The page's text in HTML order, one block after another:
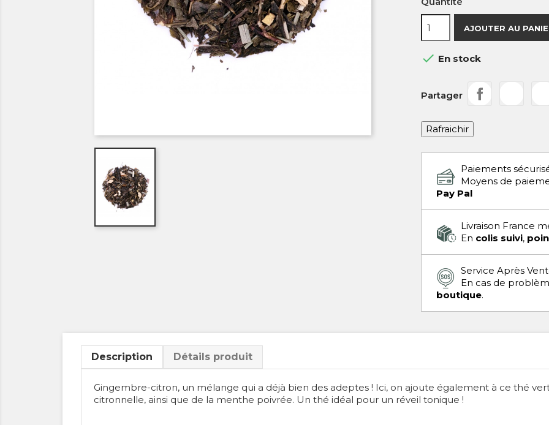
AJOUTER AU
 En stock
Partager
Paiements
Moyens de
Pay Pal
Livraison France
En colis suivi,
Service Après
En cas de
boutique.
Description Détails produit
Gingembre-citron, un mélange qui a déjà bien des adeptes ! Ici, on ajoute également à ce thé
citronnelle, ainsi que de la menthe poivrée. Un thé idéal pour un réveil tonique !